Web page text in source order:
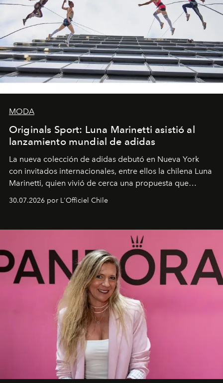
MODA
Originals Sport: Luna Marinetti asistió al
lanzamiento mundial de adidas
La nueva colección de adidas debutó en Nueva York
con invitados internacionales, entre ellos la chilena Luna
Marinetti, quien vivió de cerca una propuesta que
fusiona moda y rendimiento.
30.07.2026 por L'Officiel Chile